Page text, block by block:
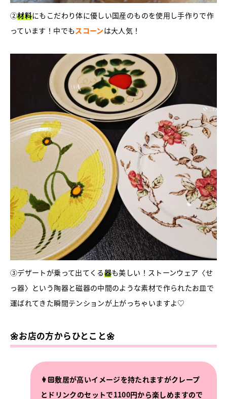
②材料にもこだわり体に優しい国産のものを使用し手作りで作
っています！中でもスコーンは大人気！
③デザートが乗って出てくる器も美しい！ストーンウェア〈せ
っ器〉という陶器と磁器の中間のような素材で作られたお皿で
運ばれてきた瞬間テンションが上がっちゃいますよ♡
🌼お店の方からひとこと🌼
👩🏻敷居が高いイメージを持たれますがクレープ
とドリンクのセットで1100円から楽しめますので